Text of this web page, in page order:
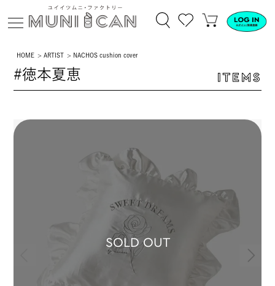
HOME ARTIST NACHOS cushion cover
#徳本夏恵 ITEMS
SOLD OUT